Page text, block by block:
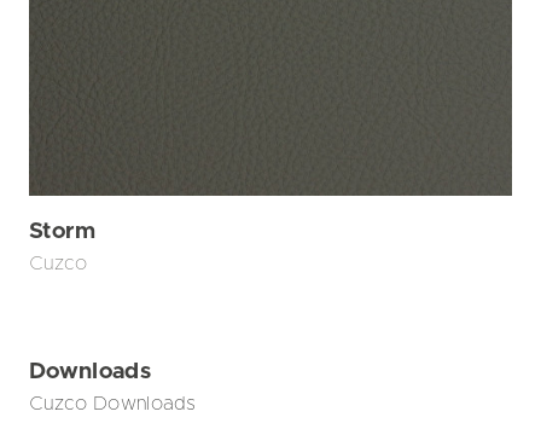
Storm
Cuzco
Downloads
Cuzco Downloads